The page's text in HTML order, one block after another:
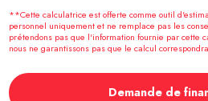
**Cette calculatrice est offerte comme outil
personnel uniquement et ne remplace pas les
prétendons pas que l'information fournie par cette
nous ne garantissons pas que le calcul
Demande de